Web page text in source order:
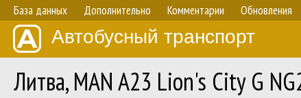
База данных Дополнительно Комментарии Обновления
Автобусный транспорт
Литва, MAN A23 Lion's City G